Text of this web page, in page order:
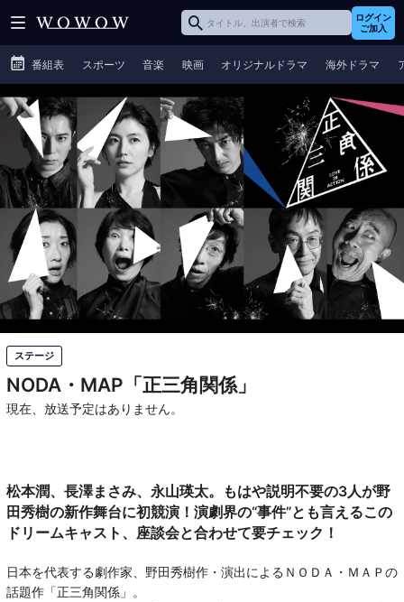
ログイン
ご加入
番組表 スポーツ 音楽 映画 オリジナルドラマ 海外ドラマ
ステージ
NODA・MAP「正三角関係」
現在、放送予定はありません。
松本潤、長澤まさみ、永山瑛太。もはや説明不要の3人が野
田秀樹の新作舞台に初競演！演劇界の“事件”とも言えるこの
ドリームキャスト、座談会と合わせて要チェック！
日本を代表する劇作家、野田秀樹作・演出によるＮＯＤＡ・ＭＡＰの
話題作「正三角関係」。